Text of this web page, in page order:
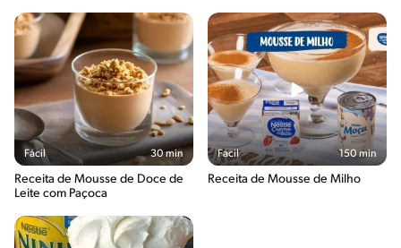
Fácil 30 min
Receita de Mousse de Doce de
Leite com Paçoca
Fácil 150 min
Receita de Mousse de Milho